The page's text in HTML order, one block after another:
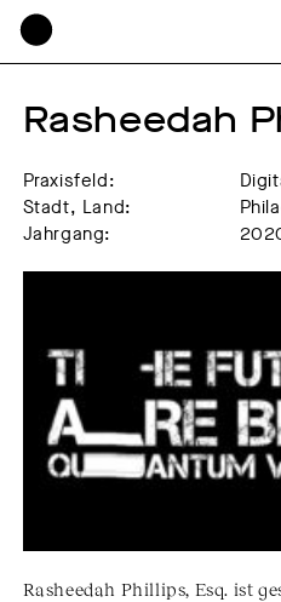
Rasheedah
Praxisfeld:
Stadt, Land:
Jahrgang:
Rasheedah Phillips, Esq. ist